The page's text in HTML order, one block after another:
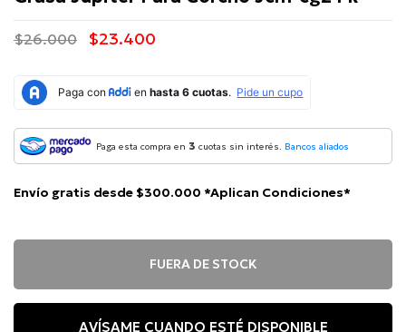
$26.000 $23.400
Paga esta compra en 3 cuotas sin interés. Bancos aliados
Envío gratis desde $300.000 *Aplican Condiciones*
FUERA DE STOCK
AVÍSAME CUANDO ESTÉ DISPONIBLE